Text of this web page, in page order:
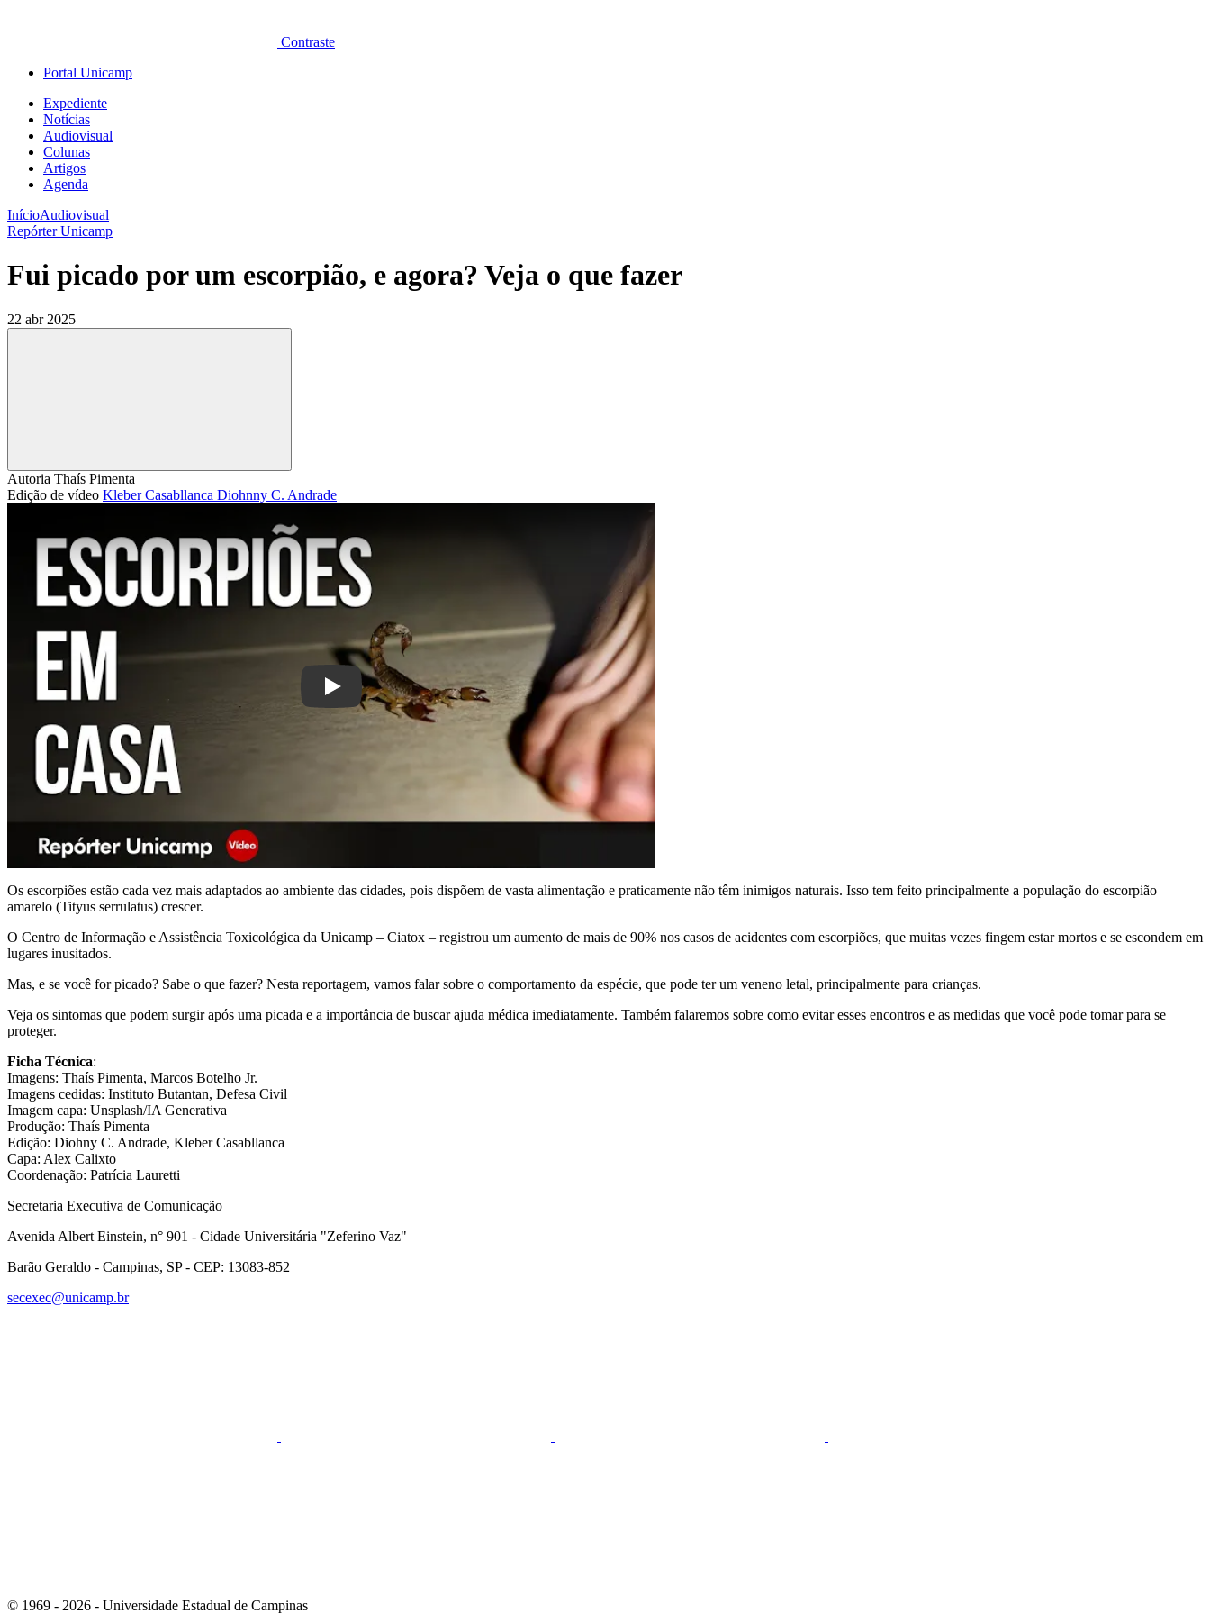
Contraste
Portal Unicamp
Expediente
Notícias
Audiovisual
Colunas
Artigos
Agenda
InícioAudiovisual
Repórter Unicamp
Fui picado por um escorpião, e agora? Veja o que fazer
22 abr 2025
Compartilhar
Autoria Thaís Pimenta
Edição de vídeo Kleber Casabllanca Diohnny C. Andrade
Play
Os escorpiões estão cada vez mais adaptados ao ambiente das cidades, pois dispõem de vasta alimentação e praticamente não têm inimigos naturais. Isso tem feito principalmente a população do escorpião
amarelo (Tityus serrulatus) crescer.
O Centro de Informação e Assistência Toxicológica da Unicamp – Ciatox – registrou um aumento de mais de 90% nos casos de acidentes com escorpiões, que muitas vezes fingem estar mortos e se escondem em
lugares inusitados.
Mas, e se você for picado? Sabe o que fazer? Nesta reportagem, vamos falar sobre o comportamento da espécie, que pode ter um veneno letal, principalmente para crianças.
Veja os sintomas que podem surgir após uma picada e a importância de buscar ajuda médica imediatamente. Também falaremos sobre como evitar esses encontros e as medidas que você pode tomar para se
proteger.
Ficha Técnica:
Imagens: Thaís Pimenta, Marcos Botelho Jr.
Imagens cedidas: Instituto Butantan, Defesa Civil
Imagem capa: Unsplash/IA Generativa
Produção: Thaís Pimenta
Edição: Diohny C. Andrade, Kleber Casabllanca
Capa: Alex Calixto
Coordenação: Patrícia Lauretti
Secretaria Executiva de Comunicação
Avenida Albert Einstein, n° 901 - Cidade Universitária "Zeferino Vaz"
Barão Geraldo - Campinas, SP - CEP: 13083-852
secexec@unicamp.br
© 1969 - 2026 - Universidade Estadual de Campinas